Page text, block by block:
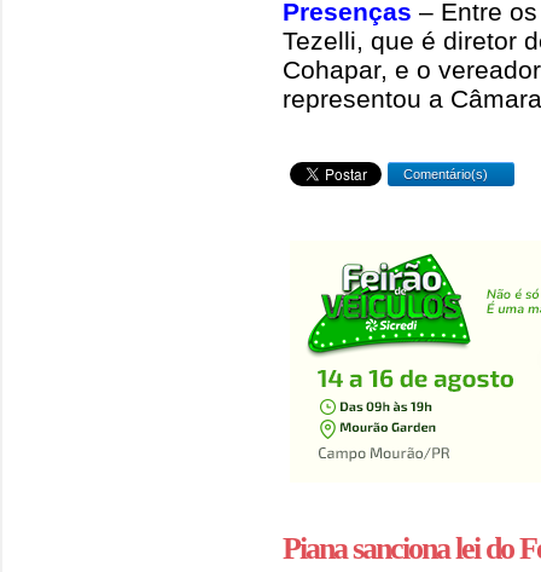
Presenças – Entre
Tezelli, que é diretor
Cohapar, e o
representou a
Comentário(s)
Piana sanciona lei do